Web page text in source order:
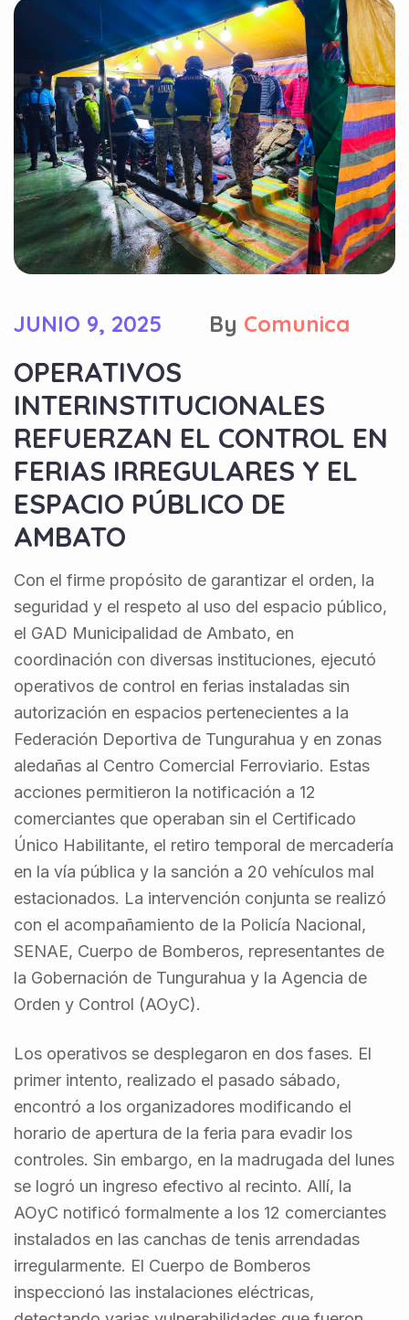
JUNIO 9, 2025 By Comunica
OPERATIVOS
INTERINSTITUCIONALES
REFUERZAN EL CONTROL EN
FERIAS IRREGULARES Y EL
ESPACIO PÚBLICO DE
AMBATO
Con el firme propósito de garantizar el orden, la
seguridad y el respeto al uso del espacio público,
el GAD Municipalidad de Ambato, en
coordinación con diversas instituciones, ejecutó
operativos de control en ferias instaladas sin
autorización en espacios pertenecientes a la
Federación Deportiva de Tungurahua y en zonas
aledañas al Centro Comercial Ferroviario. Estas
acciones permitieron la notificación a 12
comerciantes que operaban sin el Certificado
Único Habilitante, el retiro temporal de mercadería
en la vía pública y la sanción a 20 vehículos mal
estacionados. La intervención conjunta se realizó
con el acompañamiento de la Policía Nacional,
SENAE, Cuerpo de Bomberos, representantes de
la Gobernación de Tungurahua y la Agencia de
Orden y Control (AOyC).
Los operativos se desplegaron en dos fases. El
primer intento, realizado el pasado sábado,
encontró a los organizadores modificando el
horario de apertura de la feria para evadir los
controles. Sin embargo, en la madrugada del lunes
se logró un ingreso efectivo al recinto. Allí, la
AOyC notificó formalmente a los 12 comerciantes
instalados en las canchas de tenis arrendadas
irregularmente. El Cuerpo de Bomberos
inspeccionó las instalaciones eléctricas,